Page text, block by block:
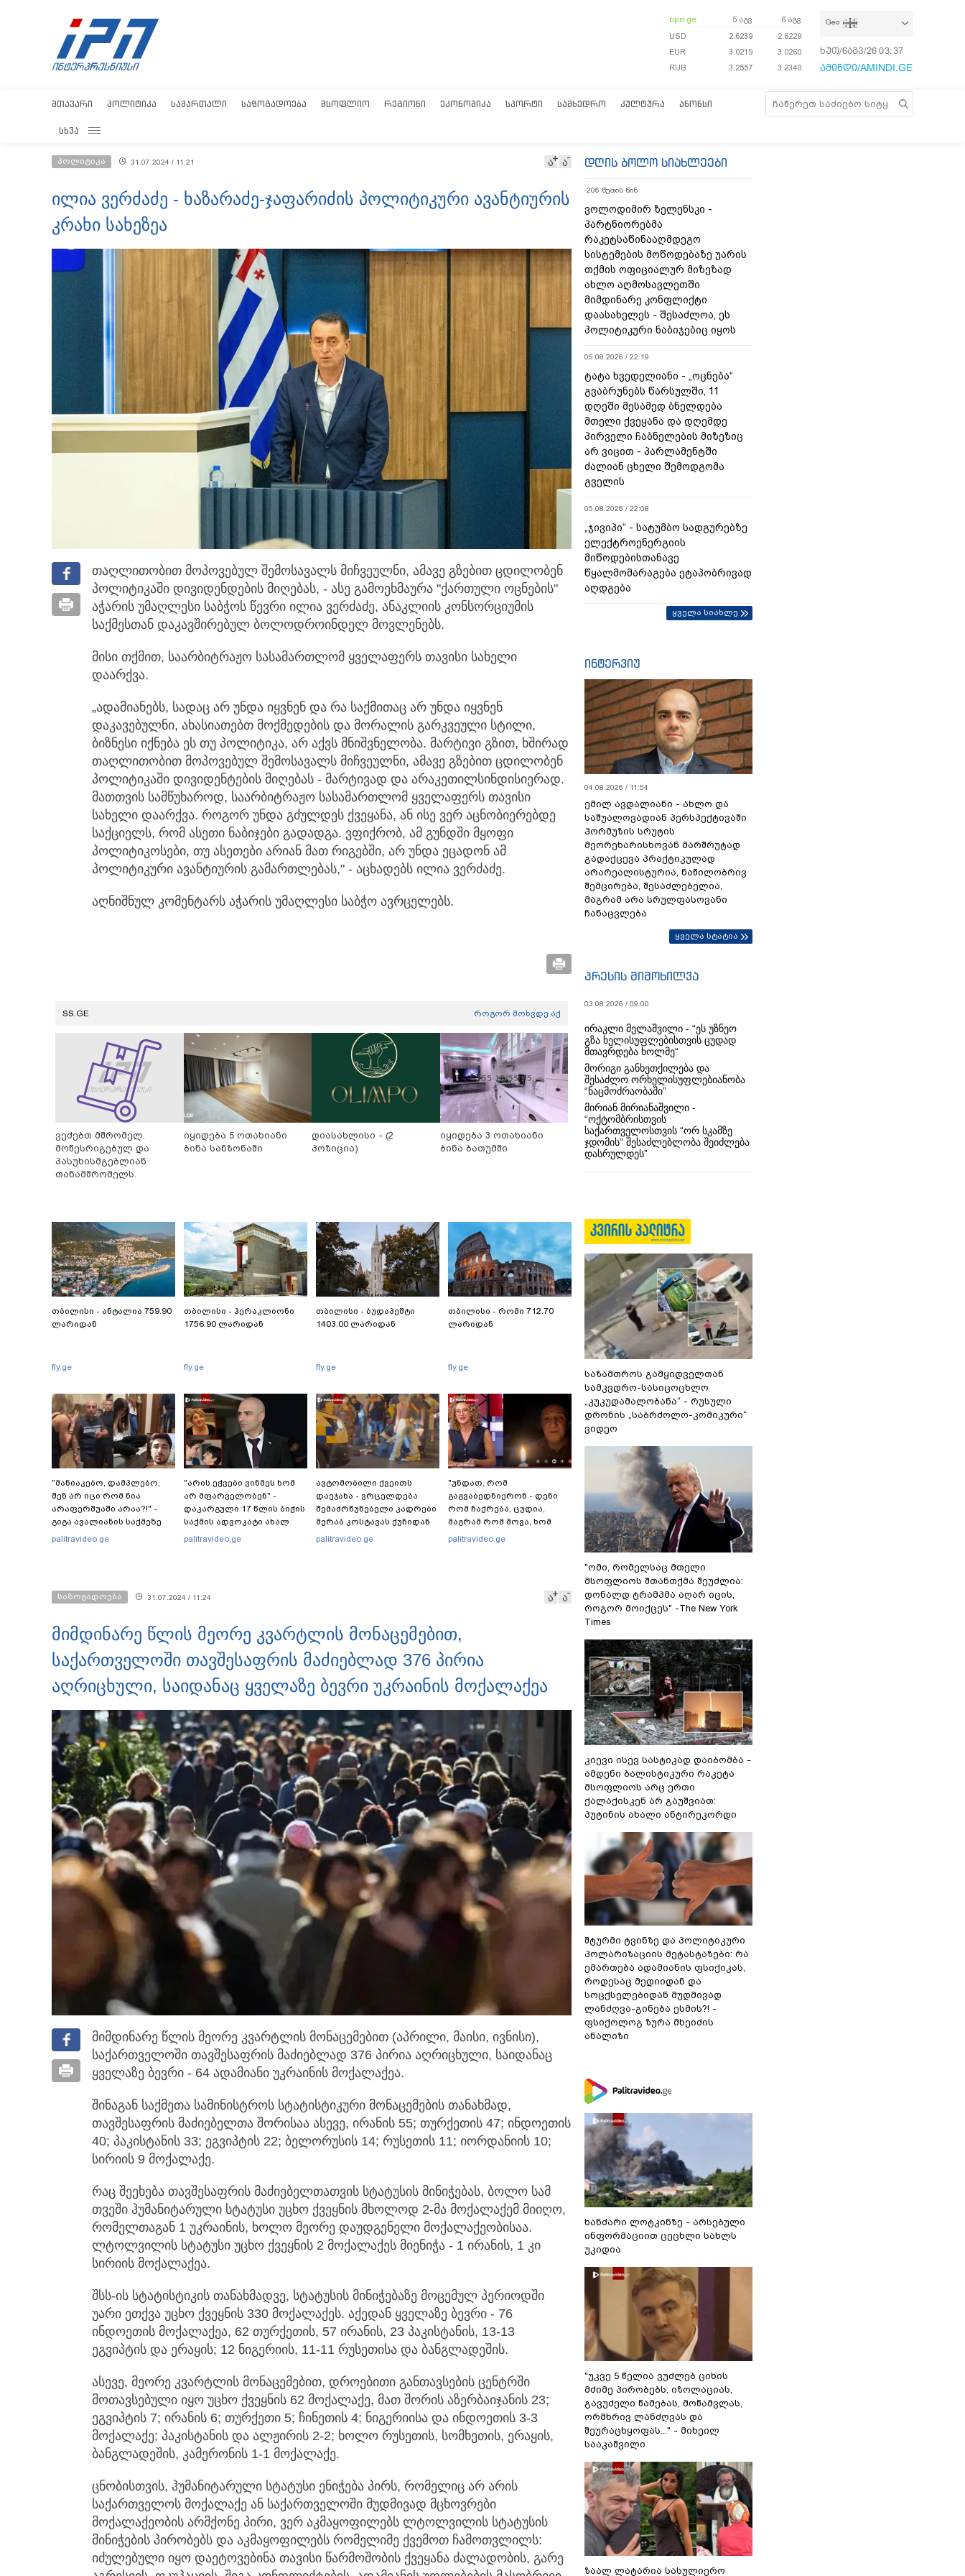
bpn.ge 5 აგვ
6 აგვ
USD
2.6239
2.6229
EUR
3.0219
3.0260
RUB
3.2557 3.2340
Geo
ხუთ/6აგვ/26 03:37:47
ამინდი/AMINDI.GE
ᲛᲗᲐᲕᲐᲠᲘ ᲞᲝᲚᲘᲢᲘᲙᲐ ᲡᲐᲛᲐᲠᲗᲐᲚᲘ ᲡᲐᲖᲝᲒᲐᲓᲝᲔᲑᲐ ᲛᲡᲝᲤᲚᲘᲝ ᲠᲔᲒᲘᲝᲜᲘ ᲔᲙᲝᲜᲝᲛᲘᲙᲐ ᲡᲞᲝᲠᲢᲘ ᲡᲐᲛᲮᲔᲓᲠᲝ ᲙᲣᲚᲢᲣᲠᲐ ᲐᲜᲝᲜᲡᲘ
ᲡᲮᲕᲐ
პოლიტიკა 31.07.2024 / 11:21 ა ა
ილია ვერძაძე - ხაზარაძე-ჯაფარიძის პოლიტიკური ავანტიურის
კრახი სახეზეა
თაღლითობით მოპოვებულ შემოსავალს მიჩვეულნი, ამავე გზებით ცდილობენ
პოლიტიკაში დივიდენდების მიღებას, - ასე გამოეხმაურა "ქართული ოცნების"
აჭარის უმაღლესი საბჭოს წევრი ილია ვერძაძე, ანაკლიის კონსორციუმის
საქმესთან დაკავშირებულ ბოლოდროინდელ მოვლენებს.
მისი თქმით, საარბიტრაჟო სასამართლომ ყველაფერს თავისი სახელი
დაარქვა.
„ადამიანებს, სადაც არ უნდა იყვნენ და რა საქმითაც არ უნდა იყვნენ
დაკავებულნი, ახასიათებთ მოქმედების და მორალის გარკვეული სტილი,
ბიზნესი იქნება ეს თუ პოლიტიკა, არ აქვს მნიშვნელობა. მარტივი გზით, ხშირად
თაღლითობით მოპოვებულ შემოსავალს მიჩვეულნი, ამავე გზებით ცდილობენ
პოლიტიკაში დივიდენტების მიღებას - მარტივად და არაკეთილსინდისიერად.
მათთვის სამწუხაროდ, საარბიტრაჟო სასამართლომ ყველაფერს თავისი
სახელი დაარქვა. როგორ უნდა გძულდეს ქვეყანა, ან ისე ვერ აცნობიერებდე
საქციელს, რომ ასეთი ნაბიჯები გადადგა. ვფიქრობ, ამ გუნდში მყოფი
პოლიტიკოსები, თუ ასეთები არიან მათ რიგებში, არ უნდა ეცადონ ამ
პოლიტიკური ავანტიურის გამართლებას," - აცხადებს ილია ვერძაძე.
აღნიშნულ კომენტარს აჭარის უმაღლესი საბჭო ავრცელებს.
SS.GE როგორ მოხვდე აქ
ვეძებთ მშრომელ.
მოწესრიგებულ და
პასუხისმგებლიან
თანამშრომელს.
იყიდება 5 ოთახიანი
ბინა სანზონაში
დიასახლისი - (2
პოზიცია)
იყიდება 3 ოთახიანი
ბინა ბათუმში
თბილისი - ანტალია 759.90
ლარიდან
fly.ge
თბილისი - ჰერაკლიონი
1756.90 ლარიდან
fly.ge
თბილისი - ბუდაპეშტი
1403.00 ლარიდან
fly.ge
თბილისი - რომი 712.70
ლარიდან
fly.ge
"მანიაკებო, დამპლებო,
შენ არ იცი რომ ნია
არაფერშუაში არაა?!" -
გიგა ავალიანის საქმეზე
ნია იმნაძეს აკავებენ
palitravideo.ge
"არის ეჭვები ვინმეს ხომ
არ მფარველობენ" -
დაკარგული 17 წლის ბიჭის
საქმის ადვოკატი ახალ
გარემოებებზე საუბრობს
palitravideo.ge
ავტომობილი ქვეითს
დაეჯახა - ვრცელდება
შემაძრწუნებელი კადრები
მერაბ კოსტავას ქუჩიდან
palitravideo.ge
"უნდათ, რომ
გაგვაბედნიერონ - დენი
რომ ჩაქრება, ცუდია,
მაგრამ რომ მოვა, ხომ
გაგვეხარდება“ -
palitravideo.ge
საზოგადოება 31.07.2024 / 11:24 ა ა
მიმდინარე წლის მეორე კვარტლის მონაცემებით,
საქართველოში თავშესაფრის მაძიებლად 376 პირია
აღრიცხული, საიდანაც ყველაზე ბევრი უკრაინის მოქალაქეა
მიმდინარე წლის მეორე კვარტლის მონაცემებით (აპრილი, მაისი, ივნისი),
საქართველოში თავშესაფრის მაძიებლად 376 პირია აღრიცხული, საიდანაც
ყველაზე ბევრი - 64 ადამიანი უკრაინის მოქალაქეა.
შინაგან საქმეთა სამინისტროს სტატისტიკური მონაცემების თანახმად,
თავშესაფრის მაძიებელთა შორისაა ასევე, ირანის 55; თურქეთის 47; ინდოეთის
40; პაკისტანის 33; ეგვიპტის 22; ბელორუსის 14; რუსეთის 11; იორდანიის 10;
სირიის 9 მოქალაქე.
რაც შეეხება თავშესაფრის მაძიებელთათვის სტატუსის მინიჭებას, ბოლო სამ
თვეში ჰუმანიტარული სტატუსი უცხო ქვეყნის მხოლოდ 2-მა მოქალაქემ მიიღო,
რომელთაგან 1 უკრაინის, ხოლო მეორე დაუდგენელი მოქალაქეობისაა.
ლტოლვილის სტატუსი უცხო ქვეყნის 2 მოქალაქეს მიენიჭა - 1 ირანის, 1 კი
სირიის მოქალაქეა.
შსს-ის სტატისტიკის თანახმადვე, სტატუსის მინიჭებაზე მოცემულ პერიოდში
უარი ეთქვა უცხო ქვეყნის 330 მოქალაქეს. აქედან ყველაზე ბევრი - 76
ინდოეთის მოქალაქეა, 62 თურქეთის, 57 ირანის, 23 პაკისტანის, 13-13
ეგვიპტის და ერაყის; 12 ნიგერიის, 11-11 რუსეთისა და ბანგლადეშის.
ასევე, მეორე კვარტლის მონაცემებით, დროებითი განთავსების ცენტრში
მოთავსებული იყო უცხო ქვეყნის 62 მოქალაქე, მათ შორის აზერბაიჯანის 23;
ეგვიპტის 7; ირანის 6; თურქეთი 5; ჩინეთის 4; ნიგერიისა და ინდოეთის 3-3
მოქალაქე; პაკისტანის და ალჟირის 2-2; ხოლო რუსეთის, სომხეთის, ერაყის,
ბანგლადეშის, კამერონის 1-1 მოქალაქე.
ცნობისთვის, ჰუმანიტარული სტატუსი ენიჭება პირს, რომელიც არ არის
საქართველოს მოქალაქე ან საქართველოში მუდმივად მცხოვრები
მოქალაქეობის არმქონე პირი, ვერ აკმაყოფილებს ლტოლვილის სტატუსის
მინიჭების პირობებს და აკმაყოფილებს რომელიმე ქვემოთ ჩამოთვლილს:
იძულებული იყო დაეტოვებინა თავისი წარმოშობის ქვეყანა ძალადობის, გარე
დღის ბოლო სიახლეები
-206 წუთის წინ
ვოლოდიმირ ზელენსკი -
პარტნიორებმა
რაკეტსაწინააღმდეგო
სისტემების მოწოდებაზე უარის
თქმის ოფიციალურ მიზეზად
ახლო აღმოსავლეთში
მიმდინარე კონფლიქტი
დაასახელეს - შესაძლოა, ეს
პოლიტიკური ნაბიჯებიც იყოს
05.08.2026 / 22:19
ტატა ხვედელიანი - „ოცნება“
გვაბრუნებს წარსულში, 11
დღეში მესამედ ბნელდება
მთელი ქვეყანა და დღემდე
პირველი ჩაბნელების მიზეზიც
არ ვიცით - პარლამენტში
ძალიან ცხელი შემოდგომა
გველის
05.08.2026 / 22:08
„ჯივიპი“ - სატუმბო სადგურებზე
ელექტროენერგიის
მიწოდებისთანავე
წყალმომარაგება ეტაპობრივად
აღდგება
ყველა სიახლე
ინტერვიუ
04.08.2026 / 11:54
ემილ ავდალიანი - ახლო და
საშუალოვადიან პერსპექტივაში
ჰორმუზის სრუტის
მეორეხარისხოვან მარშრუტად
გადაქცევა პრაქტიკულად
არარეალისტურია, ნაწილობრივ
შემცირება, შესაძლებელია,
მაგრამ არა სრულფასოვანი
ჩანაცვლება
ყველა სტატია
პრესის მიმოხილვა
03.08.2026 / 09:00
ირაკლი მელაშვილი - “ეს უზნეო
გზა ხელისუფლებისთვის ცუდად
მთავრდება ხოლმე“
მორიგი განხეთქილება და
შესაძლო ორხელისუფლებიანობა
“ნაცმოძრაობაში”
მირიან მირიანაშვილი -
“ოქტომბრისთვის
საქართველოსთვის “ორ სკამზე
ჯდომის” შესაძლებლობა შეიძლება
დასრულდეს”
საზამთროს გამყიდველთან
სამკვდრო-სასიცოცხლო
„კუკუდამალობანა“ - რუსული
დრონის „საბრძოლო-კომიკური“
ვიდეო
"ომი, რომელსაც მთელი
მსოფლიოს შთანთქმა შეუძლია:
დონალდ ტრამპმა აღარ იცის,
როგორ მოიქცეს" -The New York
Times
კიევი ისევ სასტიკად დაიბომბა -
ამდენი ბალისტიკური რაკეტა
მსოფლიოს არც ერთი
ქალაქისკენ არ გაუშვიათ:
პუტინის ახალი ანტირეკორდი
შტურმი ტვინზე და პოლიტიკური
პოლარიზაციის მეტასტაზები: რა
ემართება ადამიანის ფსიქიკას,
როდესაც მედიიდან და
სოცქსელებიდან მუდმივად
ლანძღვა-გინება ესმის?! -
ფსიქოლოგ ზურა მხეიძის
ანალიზი
ხანძარი ლოტკინზე - არსებული
ინფორმაციით ცეცხლი სახლს
უკიდია
"უკვე 5 წელია ვუძლებ ციხის
მძიმე პირობებს, იზოლაციას,
გავუძელი წამებას, მოწამვლას,
ორმხრივ ლანძღვას და
შეურაცხყოფას..." - მიხეილ
სააკაშვილი
ზაალ ლატარია სასულიერო